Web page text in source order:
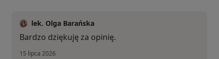
lek. Olga Barańska
Bardzo dziękuję za opinię.
15 lipca 2026